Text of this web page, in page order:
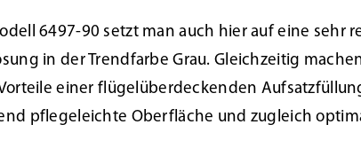
6497-90 setzt man auch hier auf eine sehr
in der Trendfarbe Grau. Gleichzeitig
einer flügelüberdeckenden
pflegeleichte Oberfläche und zugleich